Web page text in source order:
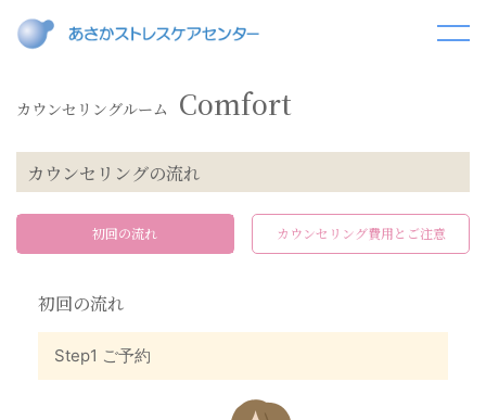
カウンセリングルーム Comfort
カウンセリングの流れ
初回の流れ カウンセリング費用とご注意
初回の流れ
Step1 ご予約